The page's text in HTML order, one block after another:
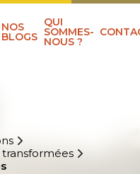
NOS
BLOGS
QUI
SOMMES-
NOUS ?
transformées